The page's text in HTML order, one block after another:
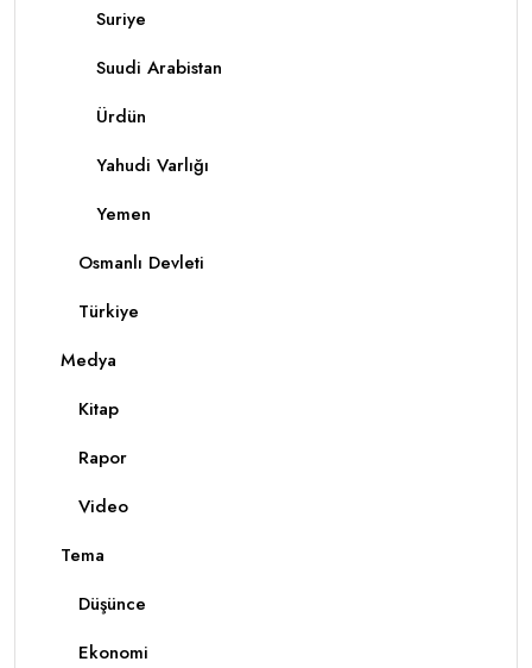
Suriye
Suudi Arabistan
Ürdün
Yahudi Varlığı
Yemen
Osmanlı Devleti
Türkiye
Medya
Kitap
Rapor
Video
Tema
Düşünce
Ekonomi